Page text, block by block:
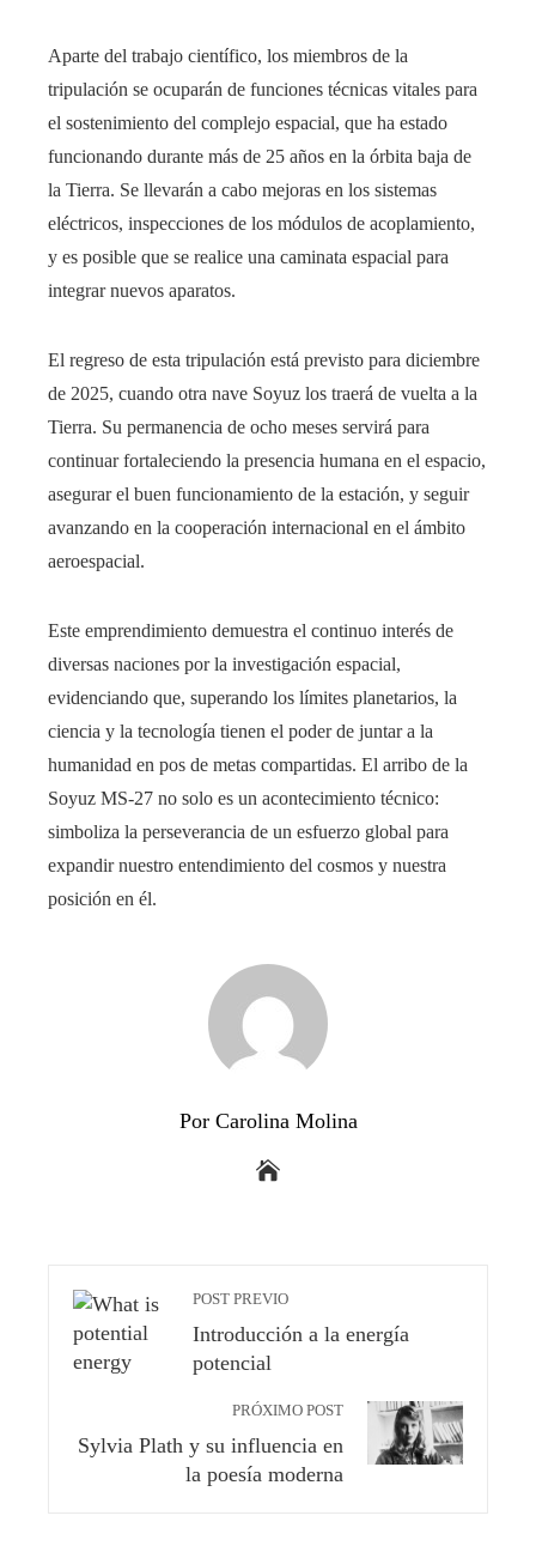
Aparte del trabajo científico, los miembros de la
tripulación se ocuparán de funciones técnicas vitales para
el sostenimiento del complejo espacial, que ha estado
funcionando durante más de 25 años en la órbita baja de
la Tierra. Se llevarán a cabo mejoras en los sistemas
eléctricos, inspecciones de los módulos de acoplamiento,
y es posible que se realice una caminata espacial para
integrar nuevos aparatos.
El regreso de esta tripulación está previsto para diciembre
de 2025, cuando otra nave Soyuz los traerá de vuelta a la
Tierra. Su permanencia de ocho meses servirá para
continuar fortaleciendo la presencia humana en el espacio,
asegurar el buen funcionamiento de la estación, y seguir
avanzando en la cooperación internacional en el ámbito
aeroespacial.
Este emprendimiento demuestra el continuo interés de
diversas naciones por la investigación espacial,
evidenciando que, superando los límites planetarios, la
ciencia y la tecnología tienen el poder de juntar a la
humanidad en pos de metas compartidas. El arribo de la
Soyuz MS-27 no solo es un acontecimiento técnico:
simboliza la perseverancia de un esfuerzo global para
expandir nuestro entendimiento del cosmos y nuestra
posición en él.
Por Carolina Molina
POST PREVIO
Introducción a la energía
potencial
PRÓXIMO POST
Sylvia Plath y su influencia en
la poesía moderna